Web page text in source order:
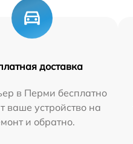
доставка
в Перми бесплатно
ваше устройство на
и обратно.